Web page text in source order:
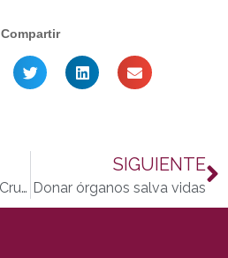
Compartir
Fepamic y el Hospital Cruz Roja firman un acuerdo para mejorar las vida de las personas con discapacidad
SIGUIENTE
Donar órganos salva vidas